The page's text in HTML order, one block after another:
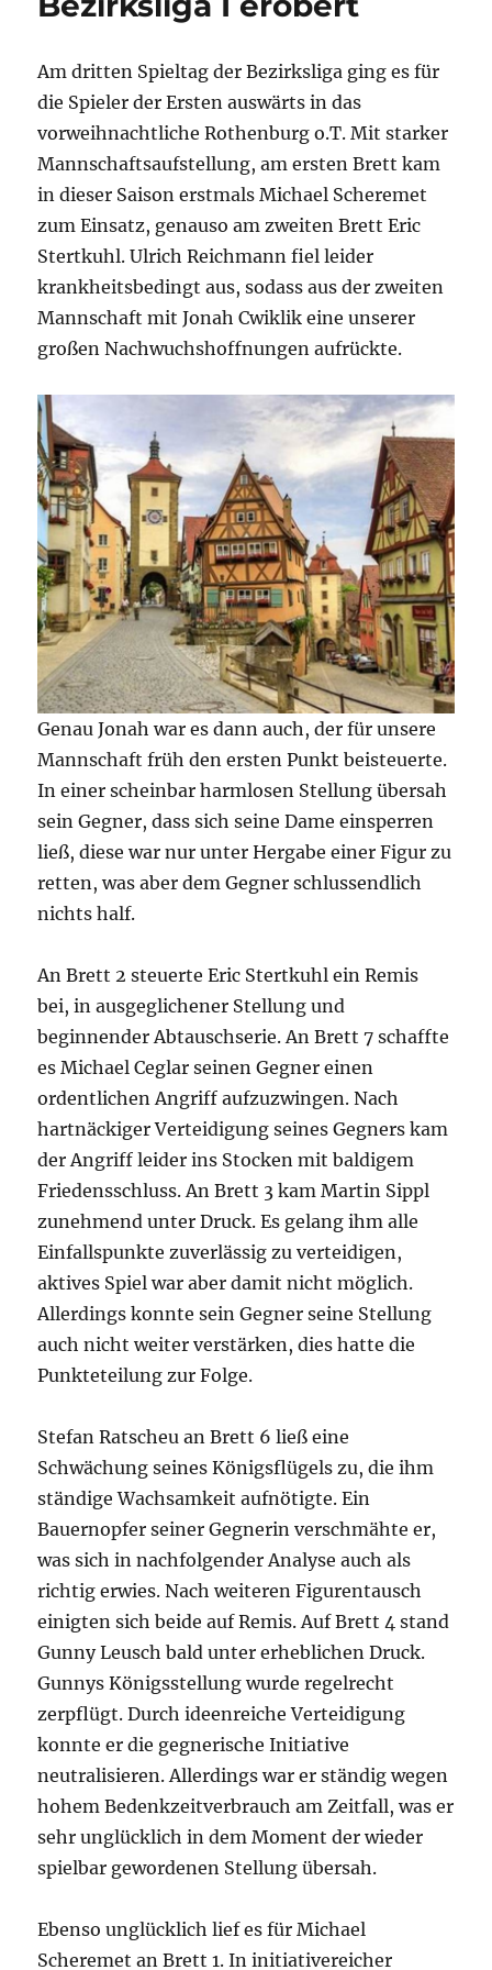
Am dritten Spieltag der Bezirksliga ging es für
die Spieler der Ersten auswärts in das
vorweihnachtliche Rothenburg o.T. Mit starker
Mannschaftsaufstellung, am ersten Brett kam
in dieser Saison erstmals Michael Scheremet
zum Einsatz, genauso am zweiten Brett Eric
Stertkuhl. Ulrich Reichmann fiel leider
krankheitsbedingt aus, sodass aus der zweiten
Mannschaft mit Jonah Cwiklik eine unserer
großen Nachwuchshoffnungen aufrückte.
Genau Jonah war es dann auch, der für unsere
Mannschaft früh den ersten Punkt beisteuerte.
In einer scheinbar harmlosen Stellung übersah
sein Gegner, dass sich seine Dame einsperren
ließ, diese war nur unter Hergabe einer Figur zu
retten, was aber dem Gegner schlussendlich
nichts half.
An Brett 2 steuerte Eric Stertkuhl ein Remis
bei, in ausgeglichener Stellung und
beginnender Abtauschserie. An Brett 7 schaffte
es Michael Ceglar seinen Gegner einen
ordentlichen Angriff aufzuzwingen. Nach
hartnäckiger Verteidigung seines Gegners kam
der Angriff leider ins Stocken mit baldigem
Friedensschluss. An Brett 3 kam Martin Sippl
zunehmend unter Druck. Es gelang ihm alle
Einfallspunkte zuverlässig zu verteidigen,
aktives Spiel war aber damit nicht möglich.
Allerdings konnte sein Gegner seine Stellung
auch nicht weiter verstärken, dies hatte die
Punkteteilung zur Folge.
Stefan Ratscheu an Brett 6 ließ eine
Schwächung seines Königsflügels zu, die ihm
ständige Wachsamkeit aufnötigte. Ein
Bauernopfer seiner Gegnerin verschmähte er,
was sich in nachfolgender Analyse auch als
richtig erwies. Nach weiteren Figurentausch
einigten sich beide auf Remis. Auf Brett 4 stand
Gunny Leusch bald unter erheblichen Druck.
Gunnys Königsstellung wurde regelrecht
zerpflügt. Durch ideenreiche Verteidigung
konnte er die gegnerische Initiative
neutralisieren. Allerdings war er ständig wegen
hohem Bedenkzeitverbrauch am Zeitfall, was er
sehr unglücklich in dem Moment der wieder
spielbar gewordenen Stellung übersah.
Ebenso unglücklich lief es für Michael
Scheremet an Brett 1. In initiativereicher